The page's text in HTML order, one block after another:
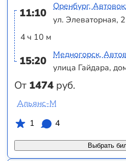
11:10
4 ч 10 м
15:20
От 1474 руб.
Оренбург,
ул. Элеваторная, 2
Медногорск,
улица Гайдара,
Выбрать
Альянс-М
1
4